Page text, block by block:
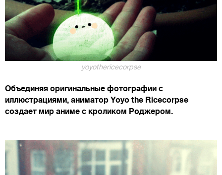
yoyothericecorpse
Объединяя оригинальные фотографии с
иллюстрациями, аниматор Yoyo the Ricecorpse
создает мир аниме с кроликом Роджером.